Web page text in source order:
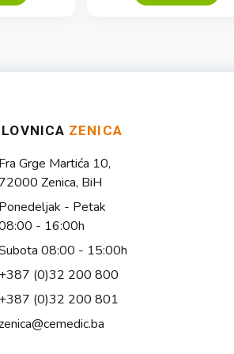
ZENICA
Grge Martića 10,
Zenica, BiH
- Petak
- 16:00h
08:00 - 15:00h
(0)32 200 800
(0)32 200 801